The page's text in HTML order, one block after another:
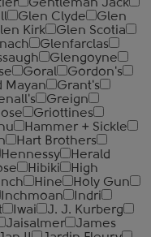
Gentleman Jack
Glen Clyde
Glen
Kirk
Glen Scotia
Glenfarclas
Glengoyne
Goral
Gordon's
Mayan
Grant's
Greign
Griottines
Hammer + Sickle
Hart Brothers
Hennessy
Herald
Hibiki
High
Hine
Holy Gun
Inchmoan
Indri
Iwai
J. J. Kurberg
Jaisalmer
James